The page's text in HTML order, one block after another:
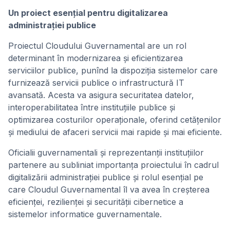
Un proiect esențial pentru digitalizarea
administrației publice
Proiectul Cloudului Guvernamental are un rol
determinant în modernizarea și eficientizarea
serviciilor publice, punînd la dispoziția sistemelor care
furnizează servicii publice o infrastructură IT
avansată. Acesta va asigura securitatea datelor,
interoperabilitatea între instituțiile publice și
optimizarea costurilor operaționale, oferind cetățenilor
și mediului de afaceri servicii mai rapide și mai eficiente.
Oficialii guvernamentali și reprezentanții instituțiilor
partenere au subliniat importanța proiectului în cadrul
digitalizării administrației publice și rolul esențial pe
care Cloudul Guvernamental îl va avea în creșterea
eficienței, rezilienței și securității cibernetice a
sistemelor informatice guvernamentale.